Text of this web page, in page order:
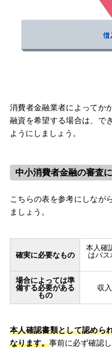
消費者金融業者によってか
融資を希望する場合は、で
ようにしましょう。
中小消費者金融の審査
こちらの表を参考にしなが
ましょう。
確実に必要なもの
本人確
はパ
場合によっては準
備する必要がある
もの
収
本人確認書類として認めら
なります。事前に必ず確認し